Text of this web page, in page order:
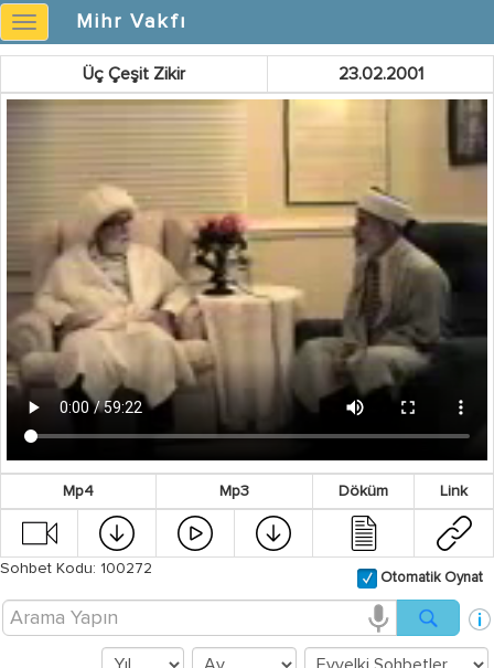
Mihr
Vakfı
Mihr Vakfı
Üç Çeşit Zikir 23.02.2001
Mp4 Mp3 Döküm Link
Sohbet Kodu: 100272
Otomatik Oynat